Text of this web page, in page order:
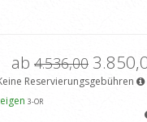
ab 4.536,00
Reservierungsgebühren
3-OR